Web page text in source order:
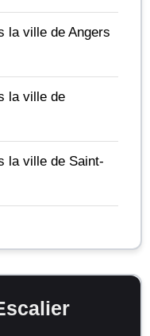
la ville de Angers
la ville de
la ville de Saint-